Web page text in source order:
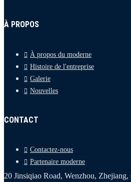
À PROPOS
À propos du moderne
Histoire de l'entreprise
Galerie
Nouvelles
CONTACT
Contactez-nous
Partenaire moderne
20 Jinsiqiao Road, Wenzhou, Zhejiang,